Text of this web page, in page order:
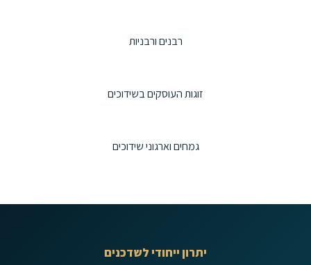
רבנים ורבניות
זוגות העוסקים בשידוכים
גמחים וארגוני שידוכים
יתרון ייחודי לשדכנים